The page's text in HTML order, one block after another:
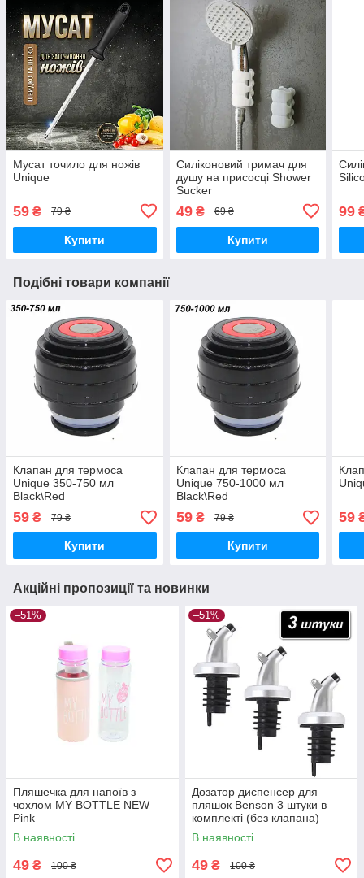
Мусат точило для ножів
Unique
59 ₴ 79 ₴
Купити
Силіконовий тримач для
душу на присосці Shower
Sucker
49₴ 69 ₴
Купити
99
Подібні товари компанії
Клапан для термоса
Unique 350-750 мл
Black\Red
59 ₴ 79 ₴
Купити
Клапан для термоса
Unique 750-1000 мл
Black\Red
59₴ 79 ₴
Купити
59
Акційні пропозиції та новинки
–51%
Пляшечка для напоїв з
чохлом MY BOTTLE NEW
Pink
В наявності
49 ₴ 100 ₴
–51%
Дозатор диспенсер для
пляшок Benson 3 штуки в
комплекті (без клапана)
В наявності
49 ₴ 100 ₴